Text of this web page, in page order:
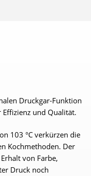
Druckgar-Funktion
Effizienz und Qualität.
103 °C verkürzen die
Kochmethoden. Der
von Farbe,
Druck noch